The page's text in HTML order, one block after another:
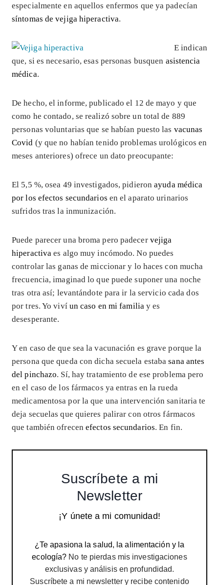
especialmente en aquellos enfermos que ya padecían
síntomas de vejiga hiperactiva.
E indican
que, si es necesario, esas personas busquen asistencia
médica.
De hecho, el informe, publicado el 12 de mayo y que
como he contado, se realizó sobre un total de 889
personas voluntarias que se habían puesto las vacunas
Covid (y que no habían tenido problemas urológicos en
meses anteriores) ofrece un dato preocupante:
El 5,5 %, osea 49 investigados, pidieronayuda médica
por los efectos secundarios en el aparato urinarios
sufridos tras la inmunización.
Puede parecer una broma pero padecer vejiga
hiperactiva es algo muy incómodo. No puedes
controlar las ganas de miccionar y lo haces con mucha
frecuencia, imaginad lo que puede suponer una noche
tras otra así; levantándote para ir la servicio cada dos
por tres. Yo viví un caso en mi familia y es
desesperante.
Y en caso de que sea la vacunación es grave porque la
persona que queda con dicha secuela estabasana antes
del pinchazo. Sí, hay tratamiento de ese problema pero
en el caso de los fármacos ya entras en la rueda
medicamentosa por la que una intervención sanitaria te
deja secuelas que quieres palirar con otros fármacos
que también ofrecenefectos secundarios. En fin.
Suscríbete a mi
Newsletter
¡Y únete a mi comunidad!
¿Te apasiona la salud, la alimentación y la
ecología? No te pierdas mis investigaciones
exclusivas y análisis en profundidad.
Suscríbete a mi newsletter y recibe contenido